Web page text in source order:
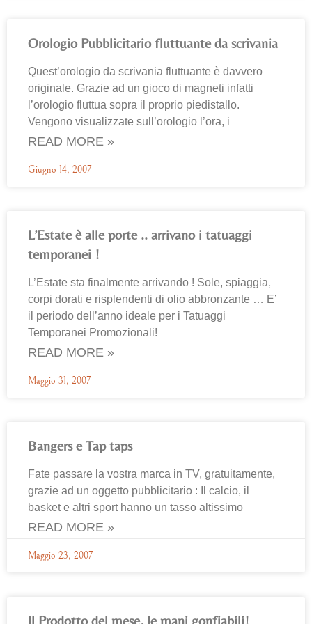
Orologio Pubblicitario fluttuante da scrivania
Quest’orologio da scrivania fluttuante è davvero
originale. Grazie ad un gioco di magneti infatti
l’orologio fluttua sopra il proprio piedistallo.
Vengono visualizzate sull’orologio l’ora, i
READ MORE »
Giugno 14, 2007
L’Estate è alle porte .. arrivano i tatuaggi
temporanei !
L’Estate sta finalmente arrivando ! Sole, spiaggia,
corpi dorati e risplendenti di olio abbronzante … E’
il periodo dell’anno ideale per i Tatuaggi
Temporanei Promozionali!
READ MORE »
Maggio 31, 2007
Bangers e Tap taps
Fate passare la vostra marca in TV, gratuitamente,
grazie ad un oggetto pubblicitario : Il calcio, il
basket e altri sport hanno un tasso altissimo
READ MORE »
Maggio 23, 2007
Il Prodotto del mese, le mani gonfiabili!